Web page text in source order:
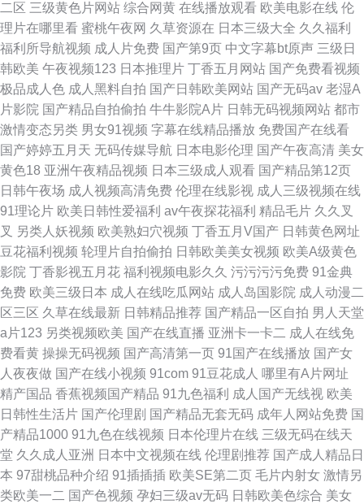
二区 三级黄色片网站 综合网黄 在线播放观看 欧美电影在线 伦
理片在哪里看 蜜桃午夜网 久草资源在 日本三级大全 久久福利
福利所导航视频 成人片免费 国产第9页 中文字幕bt原声 三级日
韩欧美 午夜视频123 日本推理片 丁香五月网站 国产免费看视频
极品成人色 成人黑料自拍 国产日韩欧美网站 国产无码av 老湿A
片影院 国产精品自拍偷拍 牛牛影院A片 日韩无码视频网站 都市
激情变态另类 男女91视频 字幕在线精品播放 免费国产在线看
国产婷婷五月天 无码传媒导航 日本电影伦理 国产午夜高清 美女
黄色18 亚洲午夜精品视频 日本三级成人观看 国产精品第12页
日韩午夜场 成人视频高清免费 伦理在线影视 成人三级视频在线
91理论片 欧美日韩性爱福利 av午夜探花福利 精品毛片 久久叉
叉 另类人妖视频 欧美熟妇穴视频 丁香五月V国产 日韩黄色网址
豆花福利视频 轮理片自拍偷拍 日韩欧美美女视频 欧美A级黄色
影院 丁香影视五月花 福利视频电影久久 污污污污免费 91金典
免费 欧美三级日本 成人在线吃瓜网站 成人岛国影院 成人动漫二
区三区 久草在线最新 日韩精品推荐 国产精品一区自拍 男人天堂
a片123 另类视频欧美 国产在线直播 亚洲卡一卡二 成人在线免
费看黄 操操无码视频 国产高清第一页 91国产在线播放 国产女
人夜夜做 国产在线小视频 91com 91豆花成人 哪里有A片网址
精产国品 香蕉视频国产精品 91九色福利 成人国产无线视 欧美
日韩性生活片 国产伦理剧 国产精品无套无码 成年人网站免费 国
产精品1000 91九色在线视频 日本伦理片在线 三级无码在线天
堂 久久成人亚洲 日本中文视频在线 伦理剧推荐 国产成人精品日
本 97甜桃品种介绍 91插插插 欧美SE第二页 毛片内射女 激情另
类欧美一二 国产色视频 孕妇三级av无码 日韩欧美色综合 美女